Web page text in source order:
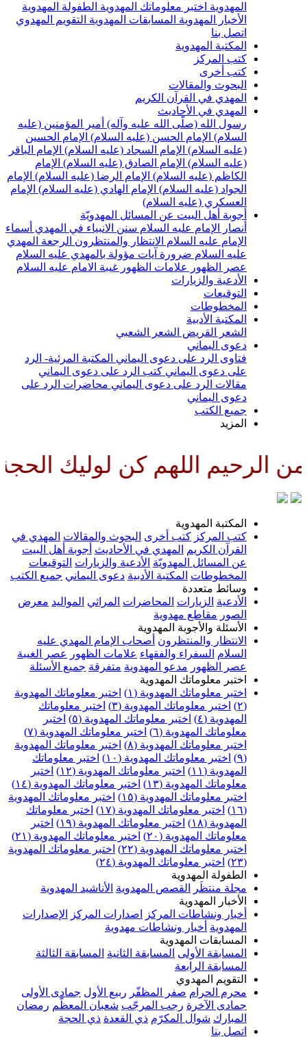
اختبر معلوماتك المهدويةالطفولة المهدوية
المهدويةالمسابقات المهدويةالتقويم المهدوي
المهدوية
والمقالات
في القرآن الكريم
في الأحاديث
الله (صلّى الله عليه وآله) أمير المؤمنين (عليه
الإمام الحسن (عليه السلام) الإمام الحسين
الإمام السجاد (عليه السلام) الإمام الباقر
الإمام الصادق (عليه السلام) الإمام
(عليه السلام) الإمام الرضا (عليه السلام) الإمام
(عليه السلام) الإمام الهادي (عليه السلام) الإمام
(عليه السلام)
أهل البيت عن المسائل المهدويّة
الإمام عليه السلامسنن الانبياء في المهديأسماء
عليه السلامالانتظار والمنتظرونالرجعةالمهدي
السلام ضرورة آيات مؤولة بالمهدي عليه السلام
علامات الظهورغيبة الامام عليه السلام
والزيارات
الأدبية
الشعر الشعبي
اليماني
الرد على دعوى اليماني المكتبة المرئية- الرد
دعوى اليماني كتب الرد على دعوى اليماني
الرد على دعوى اليماني محاضرات الرد على
كن لوليك الحجة بن
المهدوية
كتب أخرى البحوث والمقالات المهدي في
المهدي في الأحاديث أجوبة أهل البيت
المسائل المهدويّة الأدعية والزيارات التوقيعات
المكتبة الأدبية دعوى اليماني جميع الكتب
متعددة
الزيارات المحاضرات المراثي المواليد معرض
مقاطع مهدوية
والأجوبة المهدوية
والمنتظرون أصحاب الإمام المهدي عليه
السفراء والفقهاء علامات الظهور عصر الغيبة
مدعو المهدوية متفرقة جميع الأسئلة
معلوماتك المهدوية
معلوماتك المهدوية (١)
اختبر معلوماتك المهدوية
اختبر معلوماتك المهدوية (٣)
اختبر معلوماتك
اختبر معلوماتك المهدوية (٥)
اختبر
المهدوية (٦)
اختبر معلوماتك المهدوية (٧)
معلوماتك المهدوية (٨)
اختبر معلوماتك المهدوية
اختبر معلوماتك المهدوية (١٠)
اختبر معلوماتك
اختبر معلوماتك المهدوية (١٢)
اختبر
المهدوية (١٣)
اختبر معلوماتك المهدوية (١٤)
معلوماتك المهدوية (١٥)
اختبر معلوماتك المهدوية
اختبر معلوماتك المهدوية (١٧)
اختبر معلوماتك
اختبر معلوماتك المهدوية (١٩)
اختبر
المهدوية (٢٠)
اختبر معلوماتك المهدوية (٢١)
معلوماتك المهدوية (٢٢)
اختبر معلوماتك المهدوية
اختبر معلوماتك المهدوية (٢٤)
المهدوية
منتظَر
القصص المهدوية الأناشيد المهدوية
المهدوية
ونشاطات المركز اصدارات المركز الإصدارات
أخبار ونشاطات مهدوية
المهدوية
الأولى المسابقة الثانية المسابقة الثالثة
الرابعة
المهدوي
الحرام
صفر المظفّر ربيع الأول جمادى الأولى
رجب المرجّب شعبان المعظّم رمضان
شوال المكرّم ذي القعدة ذي الحجة